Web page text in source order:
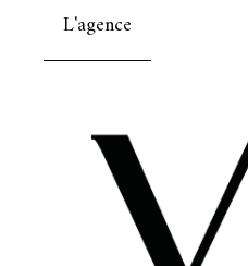
L'agence